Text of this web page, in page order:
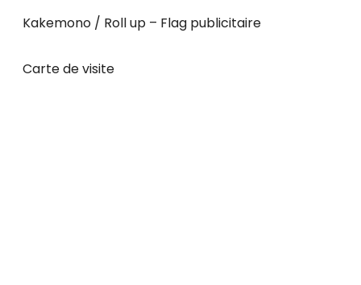
Kakemono / Roll up – Flag publicitaire
Carte de visite